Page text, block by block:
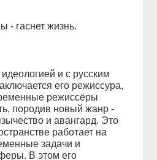
- гаснет жизнь.
и с русским
его режиссура,
режиссёры
породив новый жанр -
и авангард. Это
работает на
задачи и
В этом его